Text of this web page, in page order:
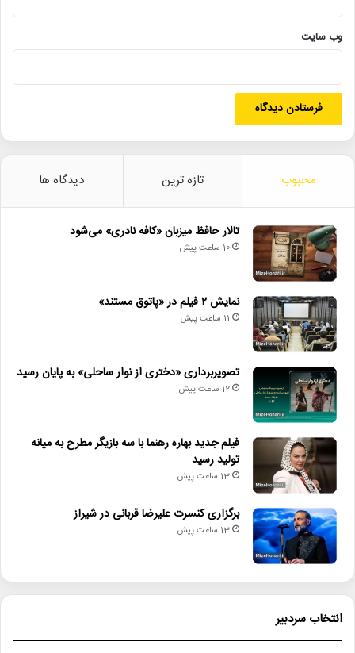
• برگزاری کنسرت علیرضا قربانی در شیراز
• رییس پانزدهمین جشنواره ملی تئاتر خیابانی شهروند معرفی شد
برج_آزادی
میدان_ایران
نمایشگاه_عکس هنر_انقلاب
وب‌ سایت
محبوب تازه ترین دیدگاه ها
تالار حافظ میزبان «کافه نادری» می‌شود
10 ساعت پیش
نمایش ۲ فیلم در «پاتوق مستند»
11 ساعت پیش
تصویربرداری «دختری از نوار ساحلی» به پایان رسید
12 ساعت پیش
فیلم جدید بهاره رهنما با سه بازیگر مطرح به میانه
تولید رسید
13 ساعت پیش
برگزاری کنسرت علیرضا قربانی در شیراز
13 ساعت پیش
انتخاب سردبیر